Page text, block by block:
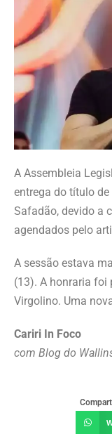
A Assembleia
entrega do título
Safadão, devido a
agendados pelo
A sessão estava
(13). A honraria foi
Virgolino. Uma
Cariri In Foco
com Blog do